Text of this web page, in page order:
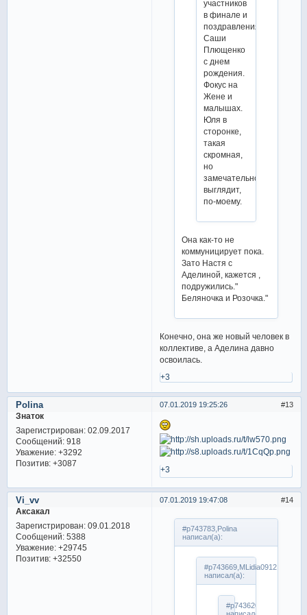
участников
в финале и
поздравления
Саши
Плющенко
с днем
рождения.
Фокус на
Жене и
малышах.
Юля в
сторонке,
такая
скромная,
но
замечательно
выглядит,
по-моему.
Она как-то не
коммуницирует пока.
Зато Настя с
Аделиной, кажется ,
подружились."
Беляночка и Розочка."
Конечно, она же новый человек в
коллективе, а Аделина давно
освоилась.
+3
13
07.01.2019 19:25:26
Polina
Знаток
Зарегистрирован: 02.09.2017
Сообщений:918
Уважение: +3292
Позитив: +3087
+3
14
07.01.2019 19:47:08
Vi_vv
Аксакал
Зарегистрирован: 09.01.2018
Сообщений:5388
Уважение: +29745
Позитив: +32550
#p743783,Polina
написал(а):
#p743669,MLidia0912
написал(а):
#p743620,Polina